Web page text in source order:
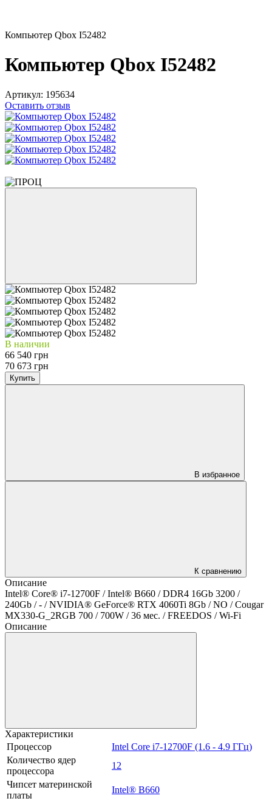
Компьютер Qbox I52482
Компьютер Qbox I52482
Артикул: 195634
Оставить отзыв
В наличии
66 540 грн
70 673 грн
Купить
В избранное
К сравнению
Описание
Intel® Core® i7-12700F / Intel® B660 / DDR4 16Gb 3200 /
240Gb / - / NVIDIA® GeForce® RTX 4060Ti 8Gb / NO / Cougar
MX330-G_2RGB 700 / 700W / 36 мес. / FREEDOS / Wi-Fi
Описание
Характеристики
Процессор
Intel Core i7-12700F (1.6 - 4.9 ГГц)
Количество ядер
процессора
12
Чипсет материнской
платы
Intel® B660